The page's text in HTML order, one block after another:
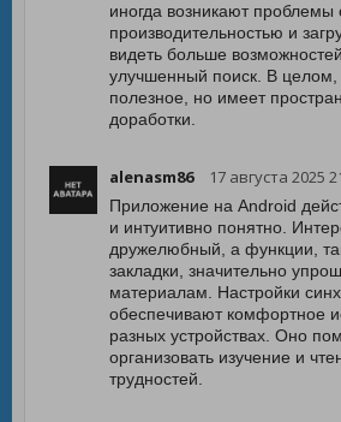
иногда возникают проблемы
производительностью и
видеть больше
улучшенный поиск. В
полезное, но имеет
доработки.
alenasm86 17 августа 2025
Приложение на Android
и интуитивно понятно.
дружелюбный, а функции,
закладки, значительно
материалам. Настройки
обеспечивают комфортное
разных устройствах. Оно
организовать изучение и
трудностей.